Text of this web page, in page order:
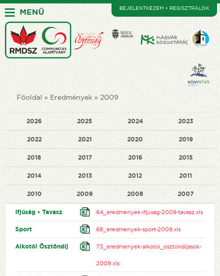
MENÜ BEJELENTKEZEM • REGISZTRÁLOK
Főoldal Eredmények 2009
2026 2025 2024 2023
2022 2021 2020 2019
2018 2017 2016 2015
2014 2013 2012 2011
2010 2009 2008 2007
Ifjúság • Tavasz 64_eredmenyek-ifjusag-2009-tavasz.xls
Sport 68_eredmenyek-sport-2009.xls
Alkotói Ösztöndíj 73_eredmenyek-alkotoi_osztondijasok-
2009.xls